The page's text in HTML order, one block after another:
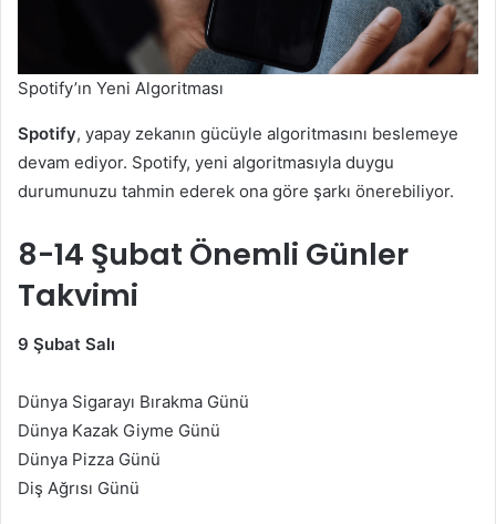
Spotify’ın Yeni Algoritması
Spotify, yapay zekanın gücüyle algoritmasını beslemeye
devam ediyor. Spotify, yeni algoritmasıyla duygu
durumunuzu tahmin ederek ona göre şarkı önerebiliyor.
8-14 Şubat Önemli Günler
Takvimi
9 Şubat Salı
Dünya Sigarayı Bırakma Günü
Dünya Kazak Giyme Günü
Dünya Pizza Günü
Diş Ağrısı Günü